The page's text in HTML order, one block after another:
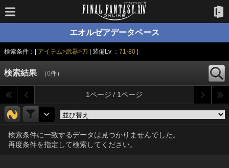
エオルゼアデータベース
検索条件：| アイテム>武器>刀 | 装備Lv ： 71-80|
検索結果 （0件）
1ページ / 1ページ
検索条件に一致するデータは見つかりませんでした。
再度条件を指定して検索してください。